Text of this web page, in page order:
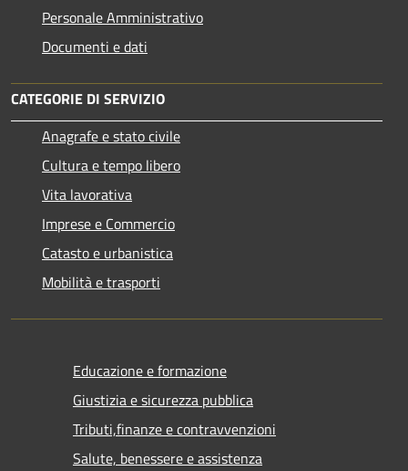
Personale Amministrativo
Documenti e dati
CATEGORIE DI SERVIZIO
Anagrafe e stato civile
Cultura e tempo libero
Vita lavorativa
Imprese e Commercio
Catasto e urbanistica
Mobilità e trasporti
Educazione e formazione
Giustizia e sicurezza pubblica
Tributi,finanze e contravvenzioni
Salute, benessere e assistenza